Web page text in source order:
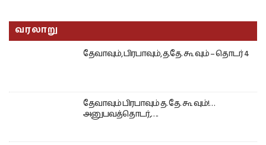
வரலாறு
தேவாவும், பிரபாவும், த.தே. கூ வும் – தொடர் 4
தேவாவும் பிரபாவும் த. தே. கூ வும்!…
அனுபவத்தொடர்,….